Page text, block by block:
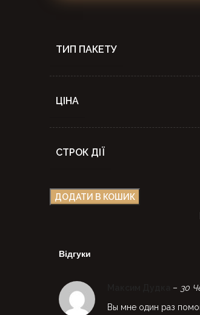
ТИП ПАКЕТУ
ЦІНА
СТРОК ДІЇ
ДОДАТИ В КОШИК
Відгуки
– 30
Вы мне один раз